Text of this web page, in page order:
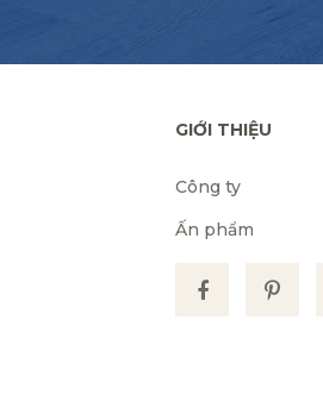
GIỚI THIỆU
Công ty
Ấn phẩm